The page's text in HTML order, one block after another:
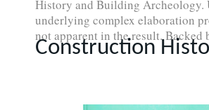
History and Building Archeology.
underlying complex elaboration
not apparent in the result.
Construction